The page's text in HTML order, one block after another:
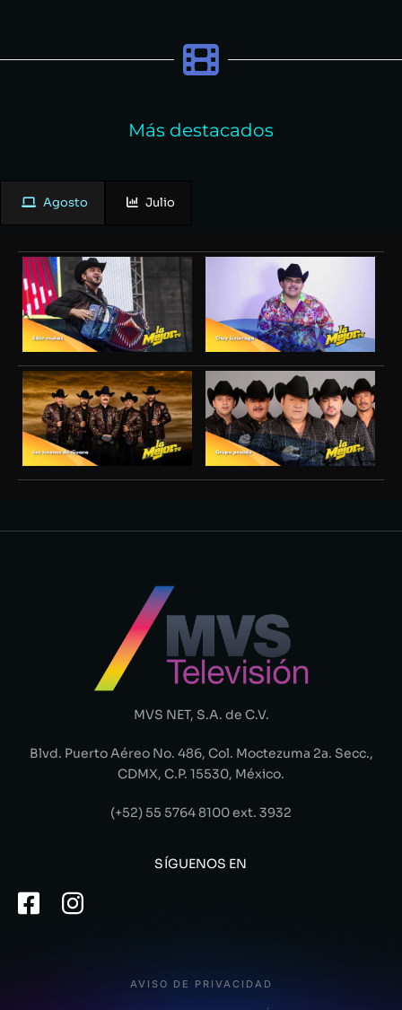
Más destacados
Agosto Julio
MVS NET, S.A. de C.V.
Blvd. Puerto Aéreo No. 486, Col. Moctezuma 2a. Secc.,
CDMX, C.P. 15530, México.
(+52) 55 5764 8100 ext. 3932
SÍGUENOS EN
AVISO DE PRIVACIDAD